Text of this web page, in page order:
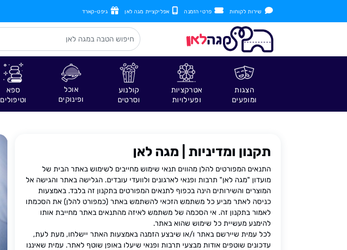
שירות לקוחות פרטי הזמנה אפליקציית מגה לאן גיפט-קארד
הצגות
ומופעים
אטרקציות
ופעילויות
קולנוע
וסרטים
אוכל
ופינוקים
ספא
וטיפולים
תקנון ומדיניות | מגה לאן
התנאים המפורטים להלן מהווים תנאי שימוש מחייבים לשימוש באתר הבית של
מועדון "מגה לאן" תרבות ופנאי לארגונים ולוועדי עובדים. הגלישה באתר והגישה אל
המוצרים והשירותים הינה בכפוף לתנאים המפורטים בתקנון זה בלבד. באמצעות
כניסה לאתר מביע כל משתמש הזכאי להשתמש באתר (כמפורט להלן) את הסכמתו
לאמור בתקנון זה. אי הסכמה של משתמש לאיזה מהתנאים באתר מחייבת אותו
להימנע מעשיית כל שימוש שהוא באתר.
לכל עמית שיירשם באתר ו/או שיבצע הזמנה באמצעות האתר יישלחו, מעת לעת,
עדכונים שוטפים אודות מבצעי תרבות ופנאי שיעלו באופן שוטף לאתר. עמית שאיננו